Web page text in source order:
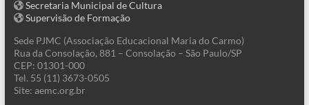
Secretaria Municipal de Cultura
Supervisão de Formação
Sede PJMC (Associação Educacional Maria do Carmo)
Rua da Consolação, 881 – Consolação – São Paulo/SP
CEP: 01301-000
Tel. 55 (11) 3673-0505
Site: aemc.org.br